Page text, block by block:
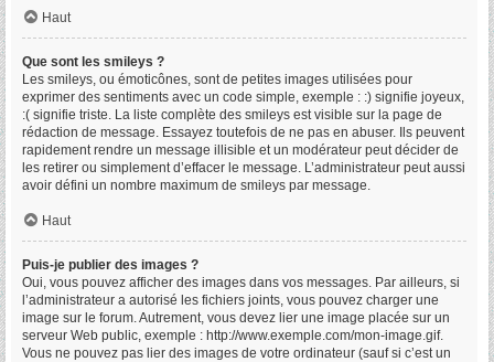
Haut
Que sont les smileys ?
Les smileys, ou émoticônes, sont de petites images utilisées pour
exprimer des sentiments avec un code simple, exemple : :) signifie joyeux,
:( signifie triste. La liste complète des smileys est visible sur la page de
rédaction de message. Essayez toutefois de ne pas en abuser. Ils peuvent
rapidement rendre un message illisible et un modérateur peut décider de
les retirer ou simplement d’effacer le message. L’administrateur peut aussi
avoir défini un nombre maximum de smileys par message.
Haut
Puis-je publier des images ?
Oui, vous pouvez afficher des images dans vos messages. Par ailleurs, si
l’administrateur a autorisé les fichiers joints, vous pouvez charger une
image sur le forum. Autrement, vous devez lier une image placée sur un
serveur Web public, exemple : http://www.exemple.com/mon-image.gif.
Vous ne pouvez pas lier des images de votre ordinateur (sauf si c’est un